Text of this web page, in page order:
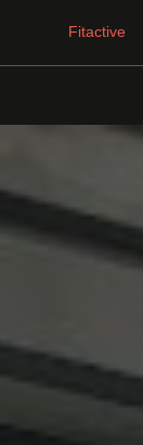
Fitactive